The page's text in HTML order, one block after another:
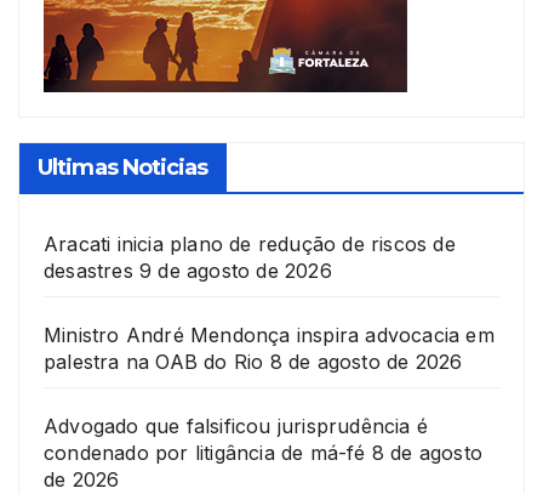
Ultimas Noticias
Aracati inicia plano de redução de riscos de
desastres 9 de agosto de 2026
Ministro André Mendonça inspira advocacia em
palestra na OAB do Rio 8 de agosto de 2026
Advogado que falsificou jurisprudência é
condenado por litigância de má-fé 8 de agosto
de 2026